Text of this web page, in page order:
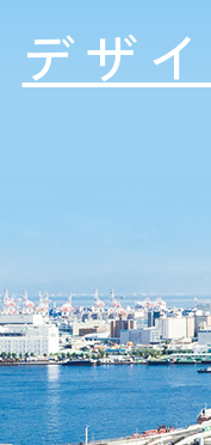
デザ